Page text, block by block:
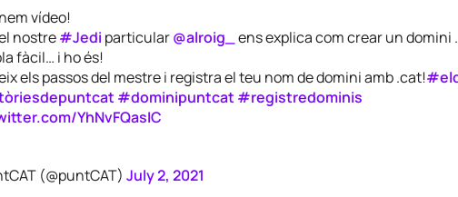
vídeo!
nostre#Jedi particular@alroig_
ens explica com crear un domini
fàcil… i ho és!
els passos del mestre i registra el teu nom de domini amb .cat!
#dominipuntcat #registredominis
YhNvFQasIC
(@puntCAT) July 2, 2021